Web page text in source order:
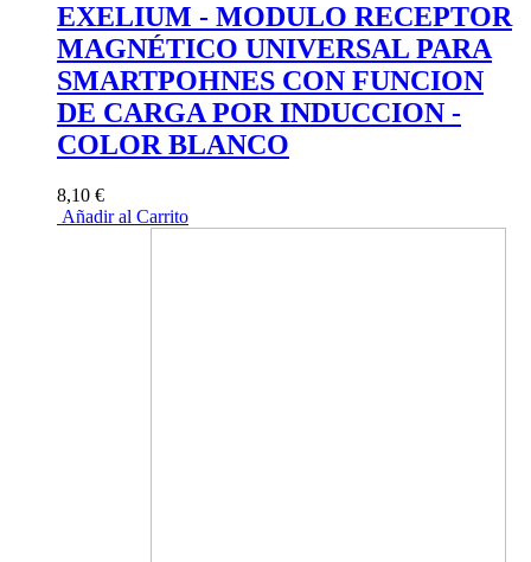
EXELIUM - MODULO RECEPTOR
MAGNÉTICO UNIVERSAL PARA
SMARTPOHNES CON FUNCION
DE CARGA POR INDUCCION -
COLOR BLANCO
8,10 €
Añadir al Carrito